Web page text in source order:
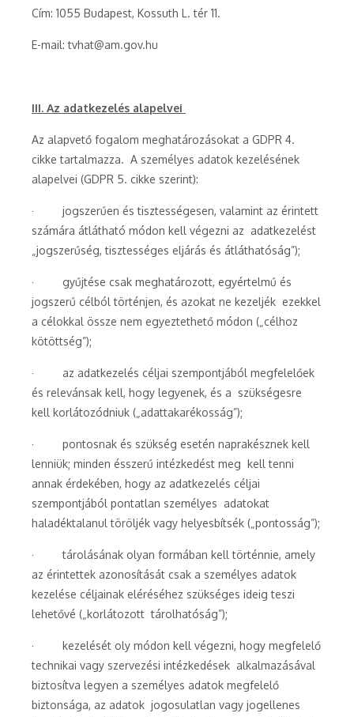
Cím: 1055 Budapest, Kossuth L. tér 11.
E-mail: tvhat@am.gov.hu
III. Az adatkezelés alapelvei
Az alapvető fogalom meghatározásokat a GDPR 4.
cikke tartalmazza. A személyes adatok kezelésének
alapelvei (GDPR 5. cikke szerint):
· jogszerűen és tisztességesen, valamint az érintett
számára átlátható módon kell végezni az adatkezelést
„jogszerűség, tisztességes eljárás és átláthatóság”);
· gyűjtése csak meghatározott, egyértelmű és
jogszerű célból történjen, és azokat ne kezeljék ezekkel
a célokkal össze nem egyeztethető módon („célhoz
kötöttség”);
· az adatkezelés céljai szempontjából megfelelőek
és relevánsak kell, hogy legyenek, és a szükségesre
kell korlátozódniuk („adattakarékosság”);
· pontosnak és szükség esetén naprakésznek kell
lenniük; minden ésszerű intézkedést meg kell tenni
annak érdekében, hogy az adatkezelés céljai
szempontjából pontatlan személyes adatokat
haladéktalanul töröljék vagy helyesbítsék („pontosság”);
· tárolásának olyan formában kell történnie, amely
az érintettek azonosítását csak a személyes adatok
kezelése céljainak eléréséhez szükséges ideig teszi
lehetővé („korlátozott tárolhatóság”);
· kezelését oly módon kell végezni, hogy megfelelő
technikai vagy szervezési intézkedések alkalmazásával
biztosítva legyen a személyes adatok megfelelő
biztonsága, az adatok jogosulatlan vagy jogellenes